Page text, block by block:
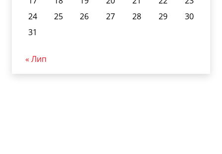
24
25 26 27 28 29
30
31
« Лип